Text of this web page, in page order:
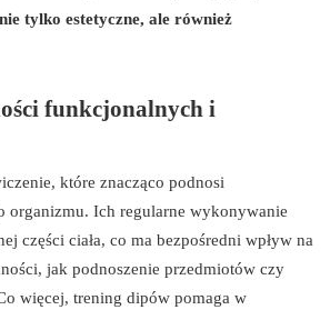
nie tylko estetyczne, ale również
funkcjonalnych i
które znacząco podnosi
organizmu. Ich regularne wykonywanie
części ciała, co ma bezpośredni wpływ na
jak podnoszenie przedmiotów czy
więcej, trening dipów pomaga w